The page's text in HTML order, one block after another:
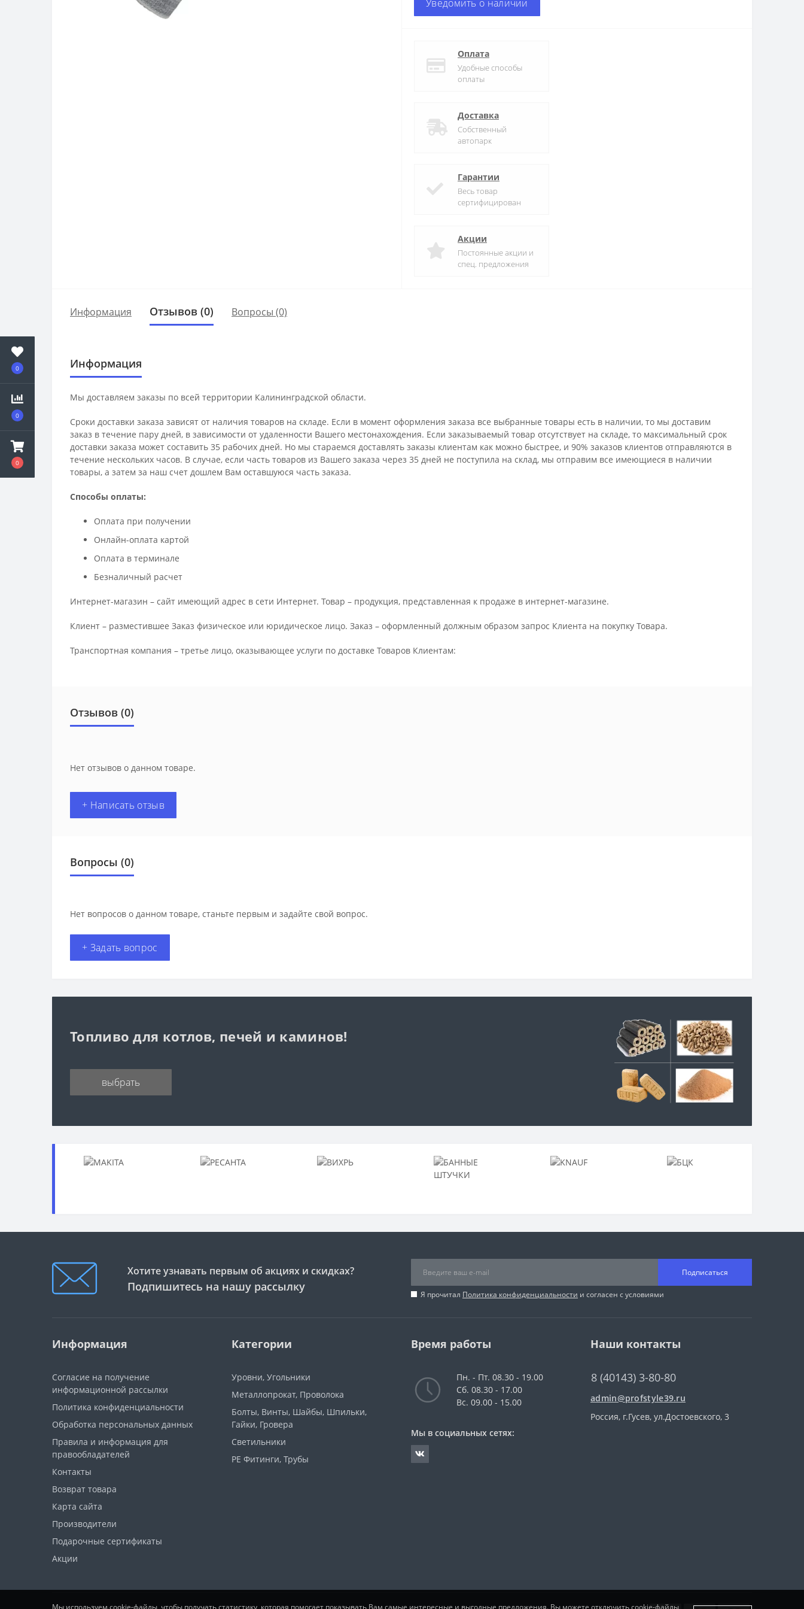
0
0
0
Уведомить о наличии
Оплата
Удобные способы
оплаты
Доставка
Собственный
автопарк
Гарантии
Весь товар
сертифицирован
Акции
Постоянные акции и
спец. предложения
Информация Отзывов (0) Вопросы (0)
Информация
Мы доставляем заказы по всей территории Калининградской области.
Сроки доставки заказа зависят от наличия товаров на складе. Если в момент оформления заказа все выбранные товары есть в наличии, то мы доставим
заказ в течение пару дней, в зависимости от удаленности Вашего местонахождения. Если заказываемый товар отсутствует на складе, то максимальный срок
доставки заказа может составить 35 рабочих дней. Но мы стараемся доставлять заказы клиентам как можно быстрее, и 90% заказов клиентов отправляются в
течение нескольких часов. В случае, если часть товаров из Вашего заказа через 35 дней не поступила на склад, мы отправим все имеющиеся в наличии
товары, а затем за наш счет дошлем Вам оставшуюся часть заказа.
Способы оплаты:
Оплата при получении
Онлайн-оплата картой
Оплата в терминале
Безналичный расчет
Интернет-магазин – сайт имеющий адрес в сети Интернет. Товар – продукция, представленная к продаже в интернет-магазине.
Клиент – разместившее Заказ физическое или юридическое лицо. Заказ – оформленный должным образом запрос Клиента на покупку Товара.
Транспортная компания – третье лицо, оказывающее услуги по доставке Товаров Клиентам:
Отзывов (0)
Нет отзывов о данном товаре.
+ Написать отзыв
Вопросы (0)
Нет вопросов о данном товаре, станьте первым и задайте свой вопрос.
+ Задать вопрос
Топливо для котлов, печей и каминов!
выбрать
Хотите узнавать первым об акциях и скидках?
Подпишитесь на нашу рассылку
Подписаться
Я прочитал Политика конфиденциальности и согласен с условиями
Информация
Согласие на получение
информационной рассылки
Политика конфиденциальности
Обработка персональных данных
Правила и информация для
правообладателей
Контакты
Возврат товара
Карта сайта
Производители
Подарочные сертификаты
Акции
Категории
Уровни, Угольники
Металлопрокат, Проволока
Болты, Винты, Шайбы, Шпильки,
Гайки, Гровера
Светильники
PE Фитинги, Трубы
Время работы
Пн. - Пт. 08.30 - 19.00
Сб. 08.30 - 17.00
Вс. 09.00 - 15.00
Мы в социальных сетях:
Наши контакты
8 (40143) 3-80-80
admin@profstyle39.ru
Россия, г.Гусев, ул.Достоевского, 3
Мы используем cookie-файлы, чтобы получать статистику, которая помогает показывать Вам самые интересные и выгодные предложения. Вы можете отключить cookie-файлы